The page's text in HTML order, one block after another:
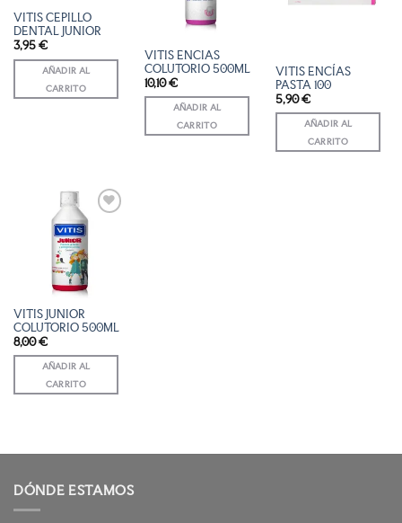
DESEOS
VITIS CEPILLO
DENTAL JUNIOR
3,95 €
AÑADIR AL
CARRITO
DE
DESEOS
VITIS ENCIAS
COLUTORIO 500ML
10,10€
AÑADIR AL
CARRITO
DE
VITIS ENCÍAS
PASTA 100
5,90€
AÑADIR AL
CARRITO
AÑADIR
A LA
LISTA
DE
DESEOS
VITIS JUNIOR
COLUTORIO 500ML
8,00€
AÑADIR AL
CARRITO
DÓNDE ESTAMOS